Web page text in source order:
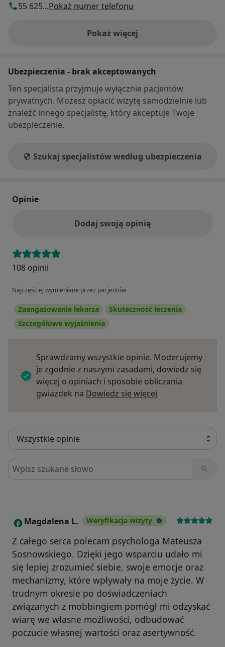
55 625...Pokaż numer telefonu
Pokaż więcej
o adresie
Ubezpieczenia - brak akceptowanych
Ten specjalista przyjmuje wyłącznie pacjentów
prywatnych. Możesz opłacić wizytę samodzielnie lub
znaleźć innego specjalistę, który akceptuje Twoje
ubezpieczenie.
Szukaj specjalistów według ubezpieczenia
Opinie
Dodaj swoją opinię
108 opinii
Najczęściej wymieniane przez pacjentów
Zaangażowanie lekarza
Skuteczność leczenia
Szczegółowe wyjaśnienia
Sprawdzamy wszystkie opinie. Moderujemy
je zgodnie z naszymi zasadami, dowiedz się
więcej o opiniach i sposobie obliczania
gwiazdek na Dowiedz się więcej
Szukaj w opiniach
M Magdalena L. Weryfikacja wizyty
Z całego serca polecam psychologa Mateusza
Sosnowskiego. Dzięki jego wsparciu udało mi
się lepiej zrozumieć siebie, swoje emocje oraz
mechanizmy, które wpływały na moje życie. W
trudnym okresie po doświadczeniach
związanych z mobbingiem pomógł mi odzyskać
wiarę we własne możliwości, odbudować
poczucie własnej wartości oraz asertywność.